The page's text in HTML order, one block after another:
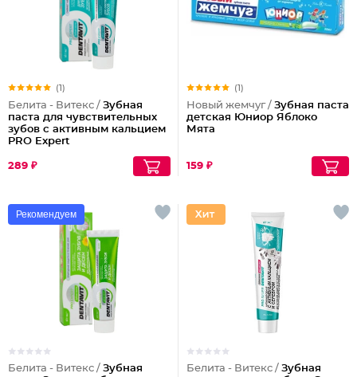
(1)
Белита - Витекс / Зубная
паста для чувствительных
зубов с активным кальцием
PRO Expert
289 ₽
(1)
Новый жемчуг / Зубная паста
детская Юниор Яблоко
Мята
159 ₽
Рекомендуем
Белита - Витекс / Зубная
Белита - Витекс / Зубная